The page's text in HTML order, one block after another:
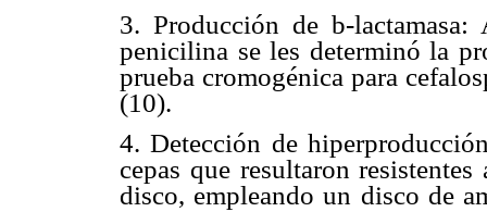
3. Producción deb-
penicilina se les determinó la
prueba cromogénica para
(10).
4. Detección de
cepas que resultaron
disco, empleando un disco de